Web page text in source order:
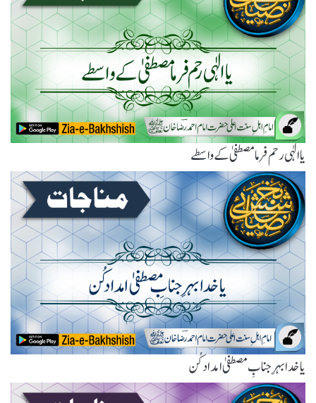
یاالٰہی رحم فرما مصطفیٰ کے واسطے
یا خدا بہرِ جنابِ مصطفیٰ امداد کُن